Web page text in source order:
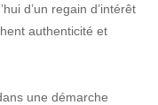
d’un regain d’intérêt
authenticité et
une démarche